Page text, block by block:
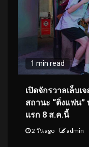
1 min read
เปิดจักรวาลเล็บเ
สถานะ “ติ่งแฟน
แรก 8 ส.ค.นี้
2 วัน ago admin